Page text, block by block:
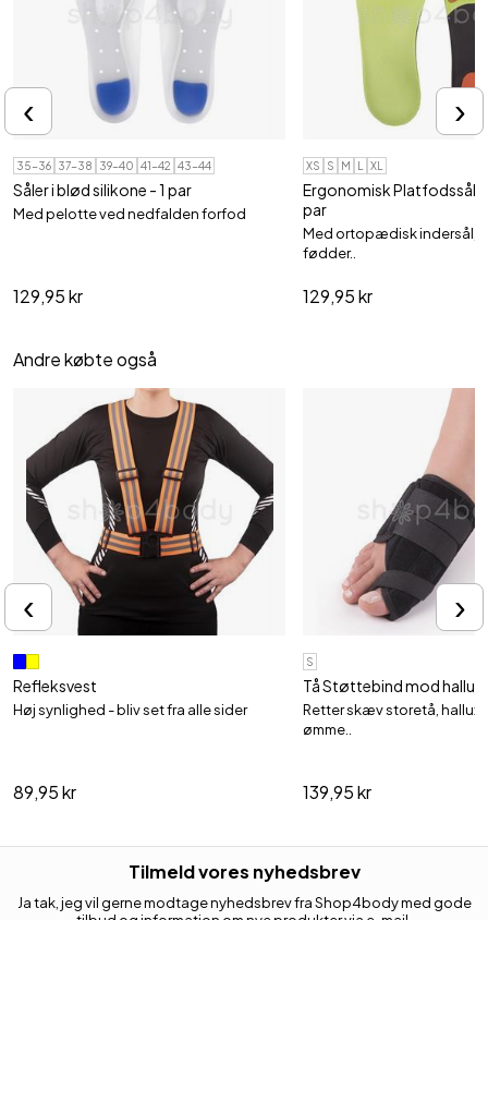
35-36 37-38 39-40 41-42 43-44
Såler i blød silikone - 1 par
Med pelotte ved nedfalden forfod
129,95 kr
XS S M XL
Ergonomisk Platfodssål
par
Med ortopædisk indersål,
fødder..
129,95 kr
‹ ›
Andre købte også
Refleksvest
Høj synlighed - bliv set fra alle sider
89,95 kr
S
Tå Støttebind mod hallux
Retter skæv storetå, hallux
ømme..
139,95 kr
‹ ›
Tilmeld vores nyhedsbrev
Ja tak, jeg vil gerne modtage nyhedsbrev fra Shop4body med gode
tilbud og information om nye produkter via e-mail.